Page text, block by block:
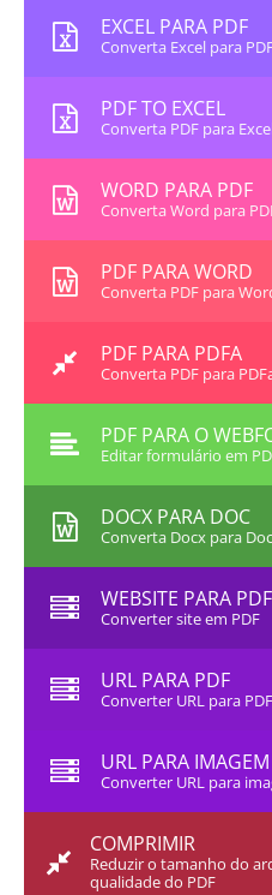
EXCEL PARA PDF
Converta Excel para
PDF TO EXCEL
Converta PDF para
WORD PARA PDF
Converta Word para
PDF PARA WORD
Converta PDF para
PDF PARA PDFA
Converta PDF para
PDF PARA O
Editar formulário em
DOCX PARA DOC
Converta Docx para Doc
WEBSITE PARA PDF
Converter site em PDF
URL PARA PDF
Converter URL para PDF
URL PARA IMAGEM
Converter URL para
COMPRIMIR
Reduzir o tamanho do
qualidade do PDF